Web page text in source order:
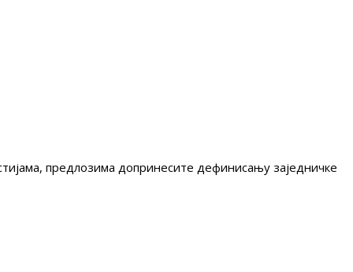
предлозима допринесите дефинисању заједничке